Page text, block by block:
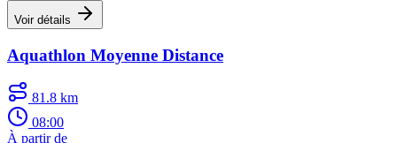
Voir détails
Aquathlon Moyenne Distance
81.8 km
08:00
À partir de